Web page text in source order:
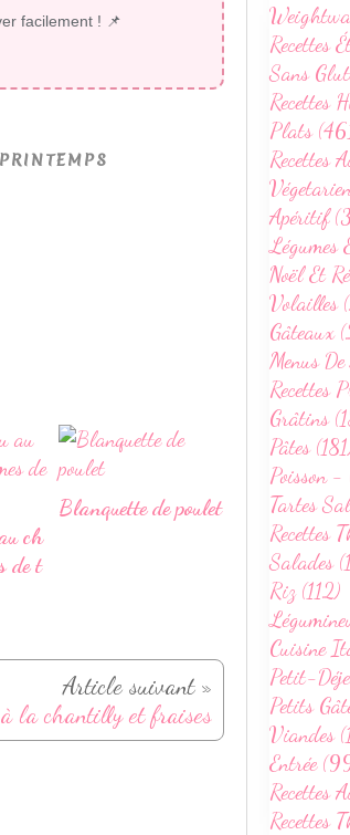
facilement ! 📌
ch
de t
Blanquette de poulet
Article suivant »
la chantilly et fraises
Recettes
Sans
Recettes
Plats
Recettes
Apéritif
Légumes
Noël Et
Volailles
Gâteaux
Menus
Recettes
Grâtins
Pâtes
Poisson
Tartes
Recettes
Salades
Riz (112)
Cuisine
Petit-
Petits
Viandes
Entrée
Recettes
Recettes